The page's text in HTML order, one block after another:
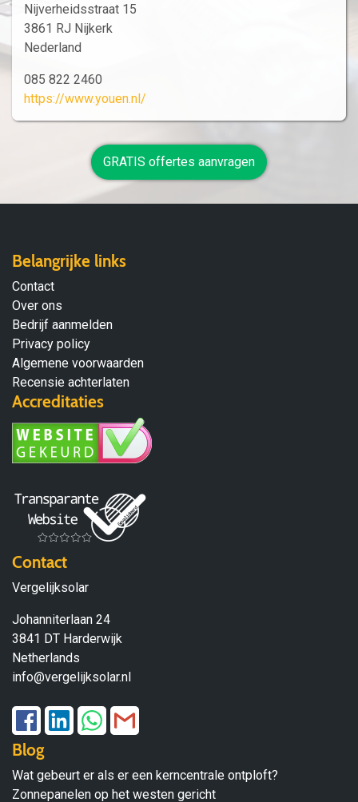
Nijverheidsstraat 15
3861 RJ Nijkerk
Nederland
085 822 2460
https://www.youen.nl/
GRATIS offertes aanvragen
Belangrijke links
Contact
Over ons
Bedrijf aanmelden
Privacy policy
Algemene voorwaarden
Recensie achterlaten
Accreditaties
Contact
Vergelijksolar
Johanniterlaan 24
3841 DT Harderwijk
Netherlands
info@vergelijksolar.nl
Blog
Wat gebeurt er als er een kerncentrale ontploft?
Zonnepanelen op het westen gericht